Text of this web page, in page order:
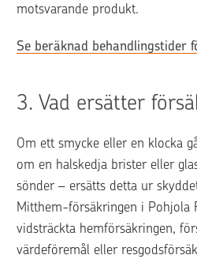
motsvarande produkt.
Se beräknad behandlingstider
3. Vad ersätter
Om ett smycke eller en klocka
om en halskedja brister eller
sönder – ersätts detta ur
Mitthem-försäkringen i Pohjola
vidsträckta hemförsäkringen,
värdeföremål eller